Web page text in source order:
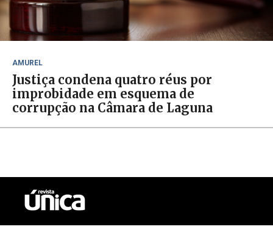
AMUREL
Justiça condena quatro réus por
improbidade em esquema de
corrupção na Câmara de Laguna